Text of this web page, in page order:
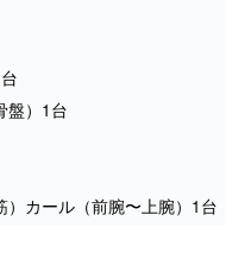
盤）1台
カール（前腕〜上腕）1台